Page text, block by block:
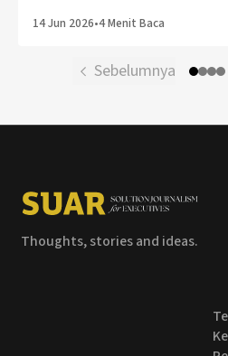
14 Jun 2026•4 Menit Baca
Sebelumnya
Thoughts, stories and ideas.